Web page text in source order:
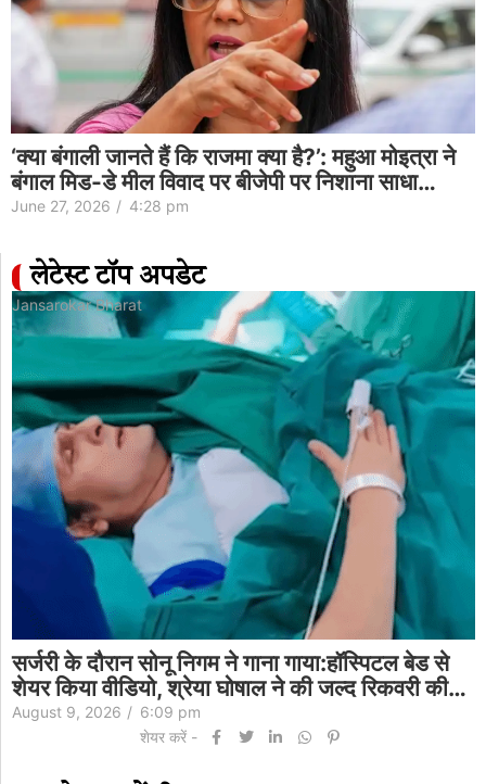
‘क्या बंगाली जानते हैं कि राजमा क्या है?’: महुआ मोइत्रा ने
बंगाल मिड-डे मील विवाद पर बीजेपी पर निशाना साधा…
June 27, 2026 / 4:28 pm
लेटेस्ट टॉप अपडेट
Jansarokar Bharat
सर्जरी के दौरान सोनू निगम ने गाना गाया:हॉस्पिटल बेड से
शेयर किया वीडियो, श्रेया घोषाल ने की जल्द रिकवरी की…
August 9, 2026 / 6:09 pm
शेयर करें -